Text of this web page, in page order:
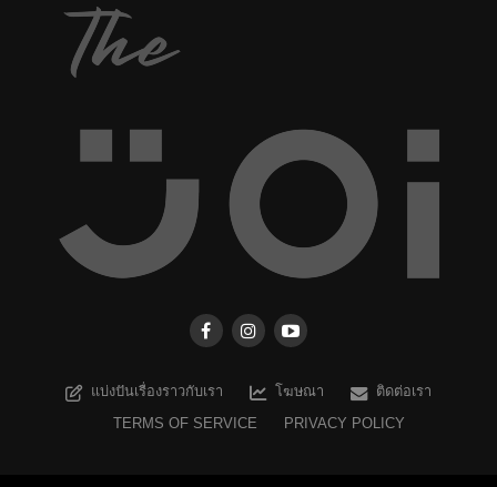
แบ่งปันเรื่องราวกับเรา โฆษณา
ติดต่อเรา
TERMS OF SERVICE
PRIVACY POLICY